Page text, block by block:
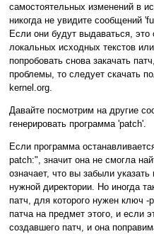
самостоятельных изменений в
никогда не увидите сообщений
Если они будут выдаваться,
локальных исходных текстов
попробовать снова закачать
проблемы, то следует скачать
kernel.org.
Давайте посмотрим на другие
генерировать программа 'patch'.
Если программа
patch:", значит она не смогла
означает, что вы забыли
нужной директории. Но иногда
патч, для которого нужен ключ
патча на предмет этого, и если
создавшего патч, и она